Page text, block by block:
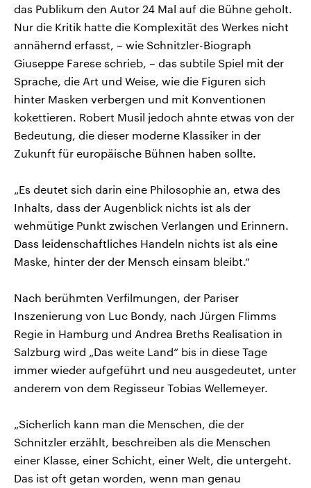
das Publikum den Autor 24 Mal auf die Bühne geholt.
Nur die Kritik hatte die Komplexität des Werkes nicht
annähernd erfasst, – wie Schnitzler-Biograph
Giuseppe Farese schrieb, – das subtile Spiel mit der
Sprache, die Art und Weise, wie die Figuren sich
hinter Masken verbergen und mit Konventionen
kokettieren. Robert Musil jedoch ahnte etwas von der
Bedeutung, die dieser moderne Klassiker in der
Zukunft für europäische Bühnen haben sollte.
„Es deutet sich darin eine Philosophie an, etwa des
Inhalts, dass der Augenblick nichts ist als der
wehmütige Punkt zwischen Verlangen und Erinnern.
Dass leidenschaftliches Handeln nichts ist als eine
Maske, hinter der der Mensch einsam bleibt.“
Nach berühmten Verfilmungen, der Pariser
Inszenierung von Luc Bondy, nach Jürgen Flimms
Regie in Hamburg und Andrea Breths Realisation in
Salzburg wird „Das weite Land“ bis in diese Tage
immer wieder aufgeführt und neu ausgedeutet, unter
anderem von dem Regisseur Tobias Wellemeyer.
„Sicherlich kann man die Menschen, die der
Schnitzler erzählt, beschreiben als die Menschen
einer Klasse, einer Schicht, einer Welt, die untergeht.
Das ist oft getan worden, wenn man genau